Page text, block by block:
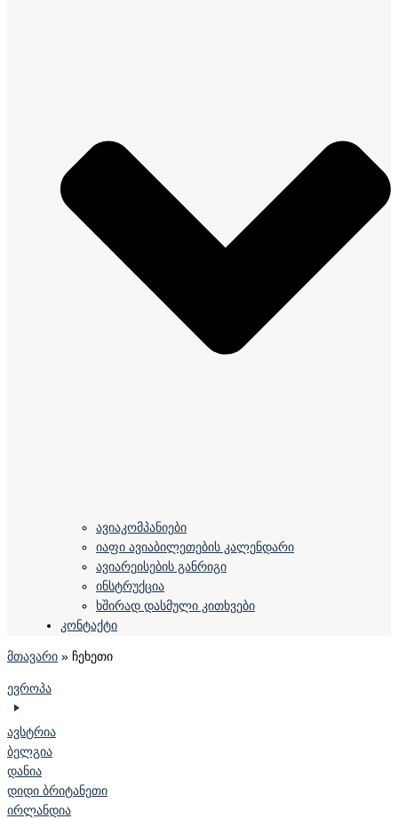
ავიაკომპანიები
იაფი ავიაბილეთების კალენდარი
ავიარეისების განრიგი
ინსტრუქცია
ხშირად დასმული კითხვები
კონტაქტი
მთავარი » ჩეხეთი
ევროპა
ავსტრია
ბელგია
დანია
დიდი ბრიტანეთი
ირლანდია